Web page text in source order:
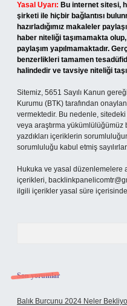
Yasal Uyarı: Bu internet sitesi,
şirketi ile hiçbir bağlantısı
hazırladığımız makaleler
haber niteliği taşımamakta
paylaşım yapılmamaktadır.
benzerlikleri tamamen
halindedir ve tavsiye niteliği
Sitemiz, 5651 Sayılı Kanun
Kurumu (BTK) tarafından
vermektedir. Bu nedenle,
veya araştırma yükümlülüğümüz
yazdıkları içeriklerin
sorumluluğu kabul etmiş
Hukuka ve yasal düzenlemelere
içerikleri,
ilgili içerikler yasal süre içerisinde
Son yorumlar
Balık Burcunu 2024 Neler